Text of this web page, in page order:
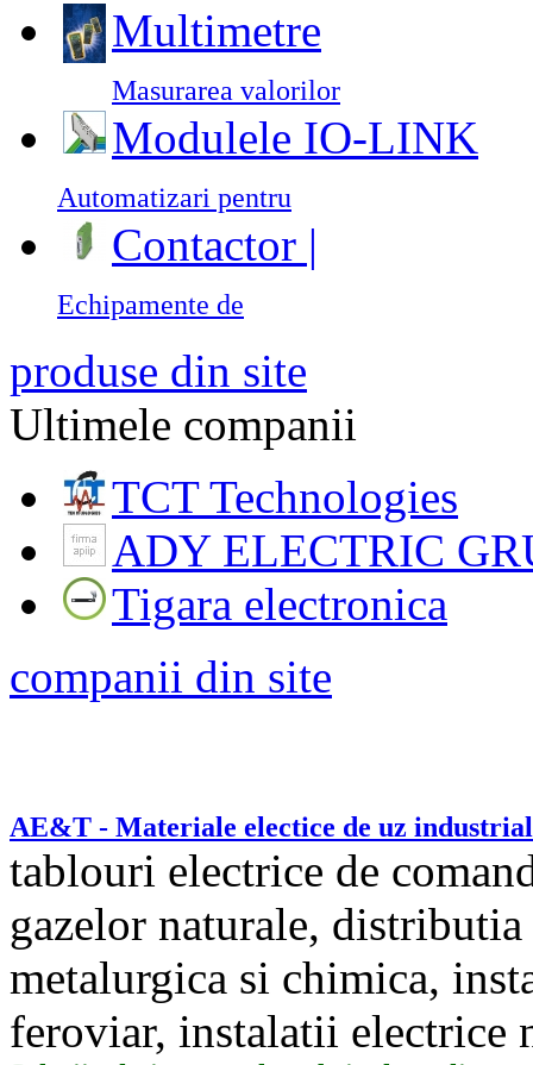
Multimetre
Masurarea valorilor
Modulele IO-LINK
Automatizari pentru
Contactor |
Echipamente de
produse din site
Ultimele companii
TCT Technologies
ADY ELECTRIC
Tigara electronica
companii din site
AE&T - Materiale electice de uz industrial
tablouri electrice de
gazelor naturale,
metalurgica si chimica,
feroviar, instalatii electrice